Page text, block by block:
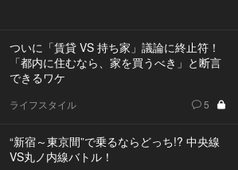
ついに「賃貸 VS 持ち家」議論に終止符！
「都内に住むなら、家を買うべき」と断言
できるワケ
ライフスタイル 5
“新宿～東京間”で乗るならどっち!? 中央線
VS丸ノ内線バトル！